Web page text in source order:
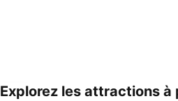
Explorez les attractions à